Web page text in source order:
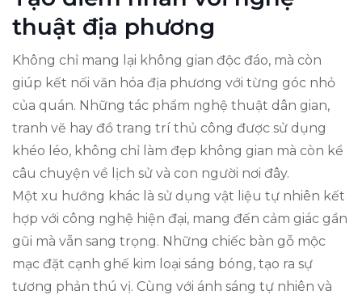
thuật địa phương
Không chỉ mang lại không gian độc đáo, mà còn
giúp kết nối văn hóa địa phương với từng góc nhỏ
của quán. Những tác phẩm nghệ thuật dân gian,
tranh vẽ hay đồ trang trí thủ công được sử dụng
khéo léo, không chỉ làm đẹp không gian mà còn kể
câu chuyện về lịch sử và con người nơi đây.
Một xu hướng khác là sử dụng vật liệu tự nhiên kết
hợp với công nghệ hiện đại, mang đến cảm giác gần
gũi mà vẫn sang trọng. Những chiếc bàn gỗ mộc
mạc đặt cạnh ghế kim loại sáng bóng, tạo ra sự
tương phản thú vị. Cùng với ánh sáng tự nhiên và